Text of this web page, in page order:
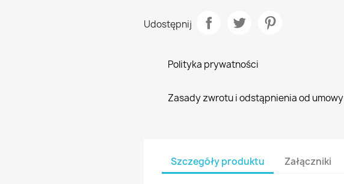
Udostępnij
Polityka prywatności
Zasady zwrotu i odstąpnienia od umowy
Szczegóły produktu Załączniki